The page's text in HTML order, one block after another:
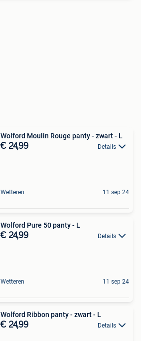
Wolford Moulin Rouge panty - zwart - L
€ 24,99 Details
Wetteren 11 sep 24
Wolford Pure 50 panty - L
€ 24,99 Details
Wetteren 11 sep 24
Wolford Ribbon panty - zwart - L
€ 24,99 Details